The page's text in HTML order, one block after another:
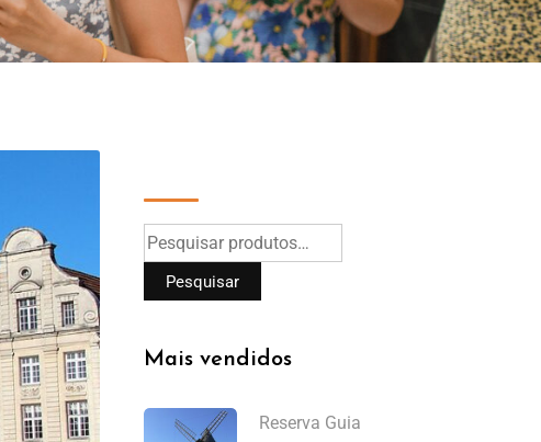
Pesquisar
Mais vendidos
Reserva Guia